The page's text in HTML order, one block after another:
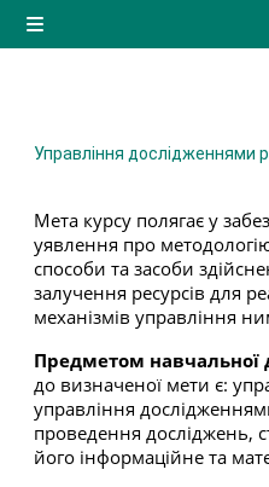
Перейти до головного вмісту
Бокова панель
Управління дослідженнями
Мета курсу полягає у
уявлення про методологію
способи та засоби
залучення ресурсів для
механізмів управління
Предметом навчальної
до визначеної мети є:
управління
проведення досліджень,
його інформаційне та